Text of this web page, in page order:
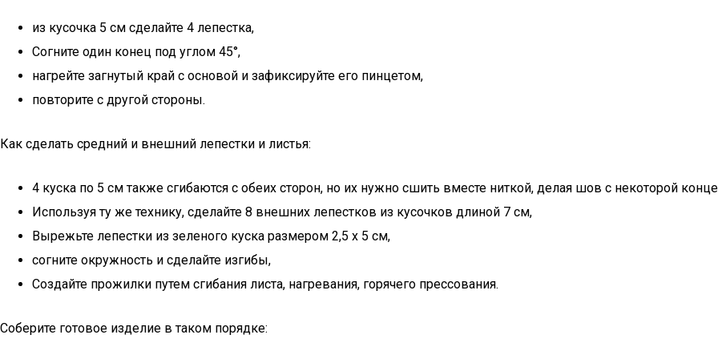
из кусочка 5 см сделайте 4 лепестка,
Согните один конец под углом 45°,
нагрейте загнутый край с основой и зафиксируйте его пинцетом,
повторите с другой стороны.
Как сделать средний и внешний лепестки и листья:
4 куска по 5 см также сгибаются с обеих сторон, но их нужно сшить вместе ниткой, делая шов с некоторой
Используя ту же технику, сделайте 8 внешних лепестков из кусочков длиной 7 см,
Вырежьте лепестки из зеленого куска размером 2,5 х 5 см,
согните окружность и сделайте изгибы,
Создайте прожилки путем сгибания листа, нагревания, горячего прессования.
Соберите готовое изделие в таком порядке: